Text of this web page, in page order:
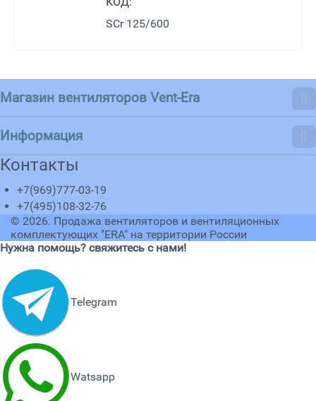
SCr 125/600
Магазин вентиляторов Vent-Era
Информация
Контакты
+7(969)777-03-19
+7(495)108-32-76
© 2026. Продажа вентиляторов и вентиляционных
комплектующих "ERA" на территории России
Нужна помощь? свяжитесь с нами!
Telegram
Watsapp